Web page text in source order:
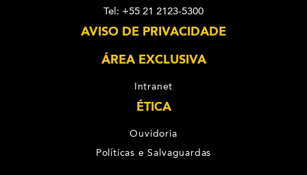
Tel: +55 21 2123-5300
AVISO DE PRIVACIDADE
ÁREA EXCLUSIVA
Intranet
ÉTICA
Ouvidoria
Políticas e Salvaguardas